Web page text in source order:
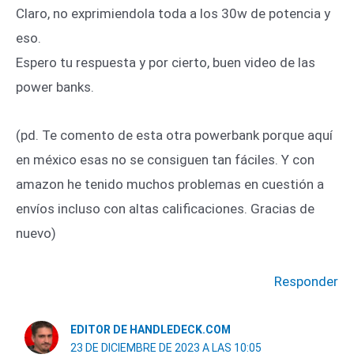
Claro, no exprimiendola toda a los 30w de potencia y
eso.
Espero tu respuesta y por cierto, buen video de las
power banks.
(pd. Te comento de esta otra powerbank porque aquí
en méxico esas no se consiguen tan fáciles. Y con
amazon he tenido muchos problemas en cuestión a
envíos incluso con altas calificaciones. Gracias de
nuevo)
Responder
EDITOR DE HANDLEDECK.COM
23 DE DICIEMBRE DE 2023 A LAS 10:05